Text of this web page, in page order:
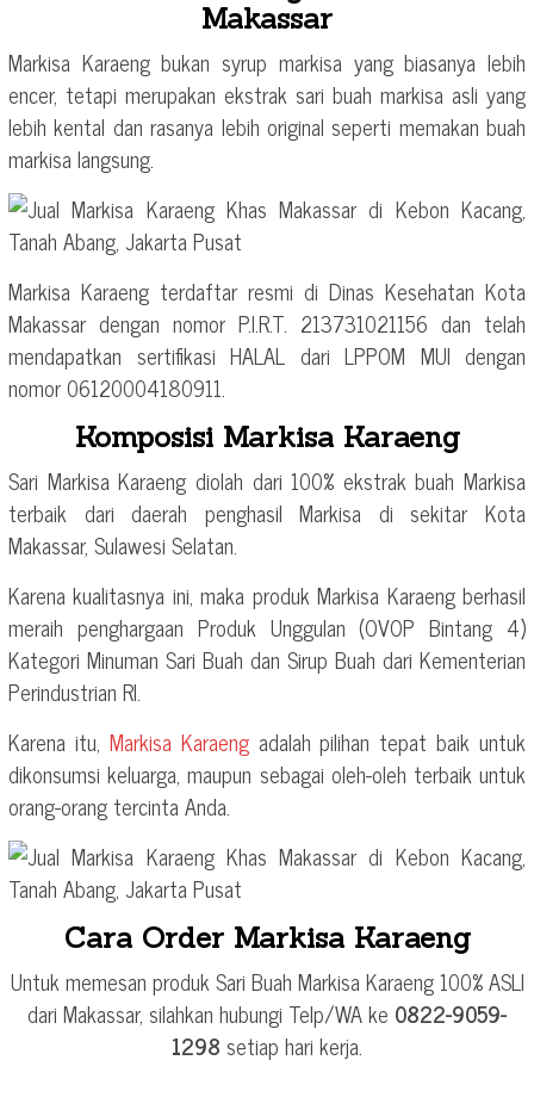
Makassar
Markisa Karaeng bukan syrup markisa yang biasanya lebih
encer, tetapi merupakan ekstrak sari buah markisa asli yang
lebih kental dan rasanya lebih original seperti memakan buah
markisa langsung.
Markisa Karaeng terdaftar resmi di Dinas Kesehatan Kota
Makassar dengan nomor P.I.R.T. 213731021156 dan telah
mendapatkan sertifikasi HALAL dari LPPOM MUI dengan
nomor 06120004180911.
Komposisi Markisa Karaeng
Sari Markisa Karaeng diolah dari 100% ekstrak buah Markisa
terbaik dari daerah penghasil Markisa di sekitar Kota
Makassar, Sulawesi Selatan.
Karena kualitasnya ini, maka produk Markisa Karaeng berhasil
meraih penghargaan Produk Unggulan (OVOP Bintang 4)
Kategori Minuman Sari Buah dan Sirup Buah dari Kementerian
Perindustrian RI.
Karena itu, Markisa Karaengadalah pilihan tepat baik untuk
dikonsumsi keluarga, maupun sebagai oleh-oleh terbaik untuk
orang-orang tercinta Anda.
Cara Order Markisa Karaeng
Untuk memesan produk Sari Buah Markisa Karaeng 100% ASLI
dari Makassar, silahkan hubungi Telp/WA ke 0822-9059-
1298 setiap hari kerja.